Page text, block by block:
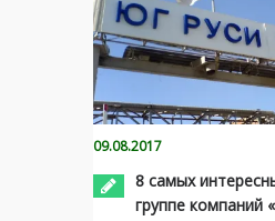
09.08.2017
8 самых
группе компаний